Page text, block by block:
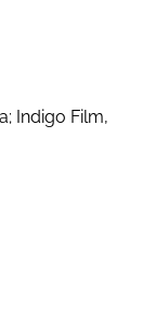
Indigo Film,